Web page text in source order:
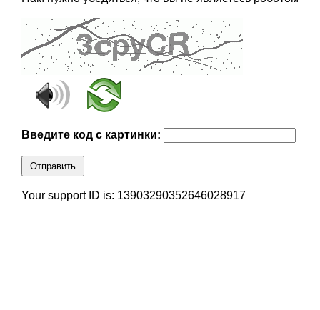
Введите код с картинки:
Отправить
Your support ID is: 13903290352646028917